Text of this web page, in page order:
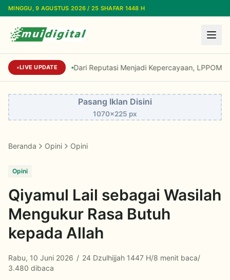
Lewati ke konten utama
MINGGU, 9 AGUSTUS 2026 / 25 SHAFAR 1448 H
LIVE UPDATE Dari Reputasi Menjadi Kepercayaan, LPPOM
Pasang Iklan Disini
1070x225 px
Beranda Opini Opini
Opini
Qiyamul Lail sebagai Wasilah
Mengukur Rasa Butuh
kepada Allah
Rabu, 10 Juni 2026 / 24 Dzulhijjah 1447 H/8 menit baca/
3.480 dibaca